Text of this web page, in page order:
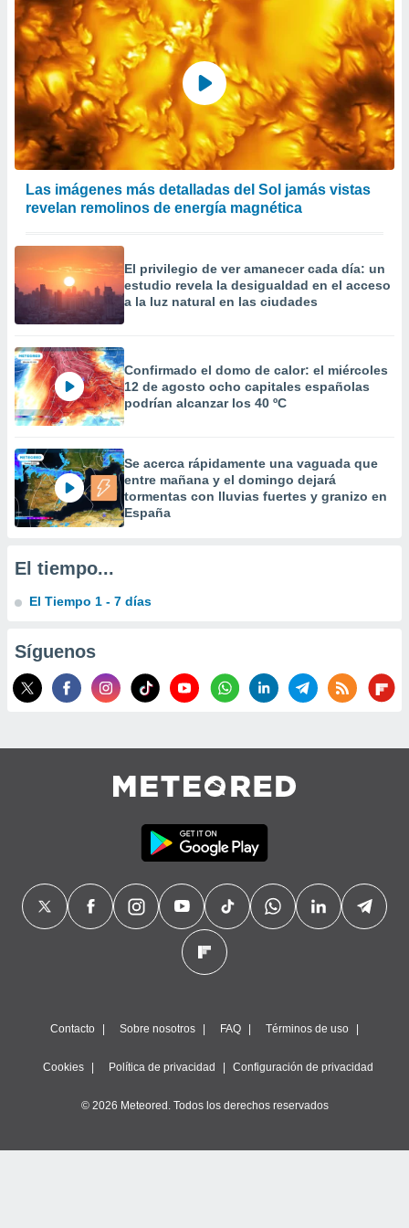
e
mediante
publicidad
publicidad
de
1199
Las imágenes más detalladas del Sol jamás vistas
revelan remolinos de energía magnética
El privilegio de ver amanecer cada día: un
estudio revela la desigualdad en el acceso
a la luz natural en las ciudades
Confirmado el domo de calor: el miércoles
12 de agosto ocho capitales españolas
podrían alcanzar los 40 ºC
Se acerca rápidamente una vaguada que
entre mañana y el domingo dejará
tormentas con lluvias fuertes y granizo en
España
El tiempo...
El Tiempo 1 - 7 días
Síguenos
Contacto Sobre nosotros FAQ Términos de uso
Cookies Política de privacidad Configuración de privacidad
© 2026 Meteored. Todos los derechos reservados